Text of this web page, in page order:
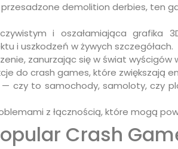
demolition derbies, ten
i oszałamiająca grafika
i uszkodzeń w żywych szczegółach.
zanurzając się w świat
do crash games, które zwiększają
— czy to samochody, samoloty, czy
z łącznością, które mogą
Crash